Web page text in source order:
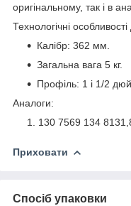
оригінальному, так і в
Технологічні
Калібр: 362 мм.
Загальна вага 5 кг.
Профіль: 1 і 1/2
Аналоги:
130 7569 134
Приховати
Спосіб упаковки